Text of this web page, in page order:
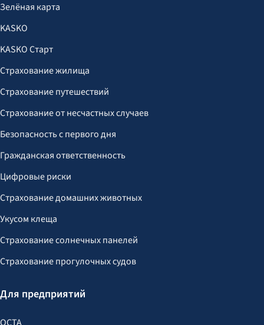
Зелёная карта
KASKO
KASKO Старт
Страхование жилища
Страхование путешествий
Страхование от несчастных случаев
Безопасность с первого дня
Гражданская ответственность
Цифровые риски
Страхование домашних животных
Укусом клеща
Страхование солнечных панелей
Страхование прогулочных судов
Для предприятий